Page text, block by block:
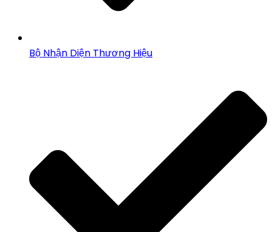
Bộ Nhận Diện Thương Hiệu